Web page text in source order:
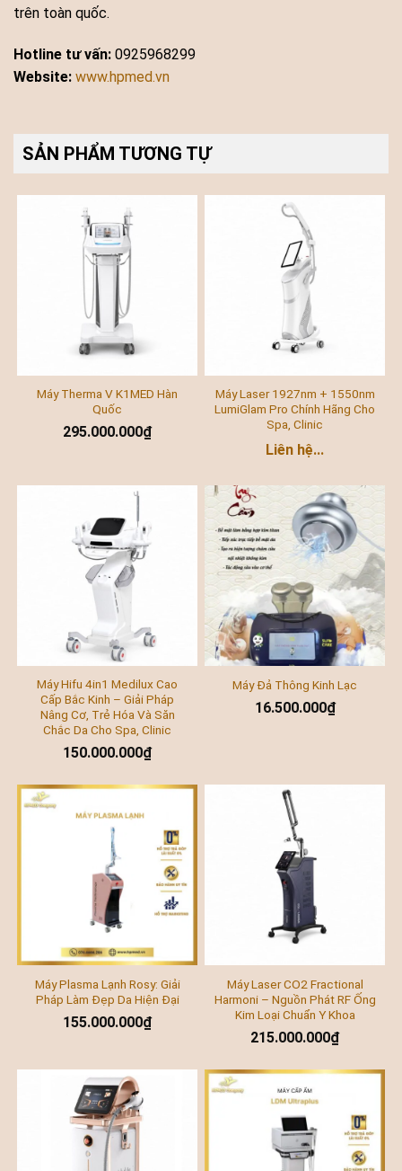
trên toàn quốc.
Hotline tư vấn: 0925968299
Website: www.hpmed.vn
SẢN PHẨM TƯƠNG TỰ
Máy Therma V K1MED Hàn
Quốc
295.000.000₫
Máy Laser 1927nm + 1550nm
LumiGlam Pro Chính Hãng Cho
Spa, Clinic
Liên hệ...
Máy Hifu 4in1 Medilux Cao
Cấp Bắc Kinh – Giải Pháp
Nâng Cơ, Trẻ Hóa Và Săn
Chắc Da Cho Spa, Clinic
150.000.000₫
Máy Đả Thông Kinh Lạc
16.500.000₫
Máy Plasma Lạnh Rosy: Giải
Pháp Làm Đẹp Da Hiện Đại
155.000.000₫
Máy Laser CO2 Fractional
Harmoni – Nguồn Phát RF Ống
Kim Loại Chuẩn Y Khoa
215.000.000₫